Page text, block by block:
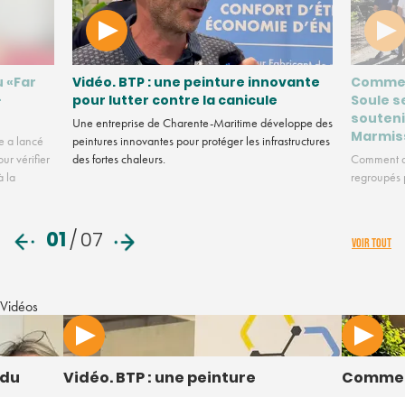
«Far
a lancé
vérifier
la
Vidéo. BTP : une peinture innovante
pour lutter contre la canicule
Une entreprise de Charente-Maritime développe des
peintures innovantes pour protéger les infrastructures
des fortes chaleurs.
Soule
Comment
regroupés
01/07 VOIR TOUT
Vidéos
Vidéo. BTP : une peinture